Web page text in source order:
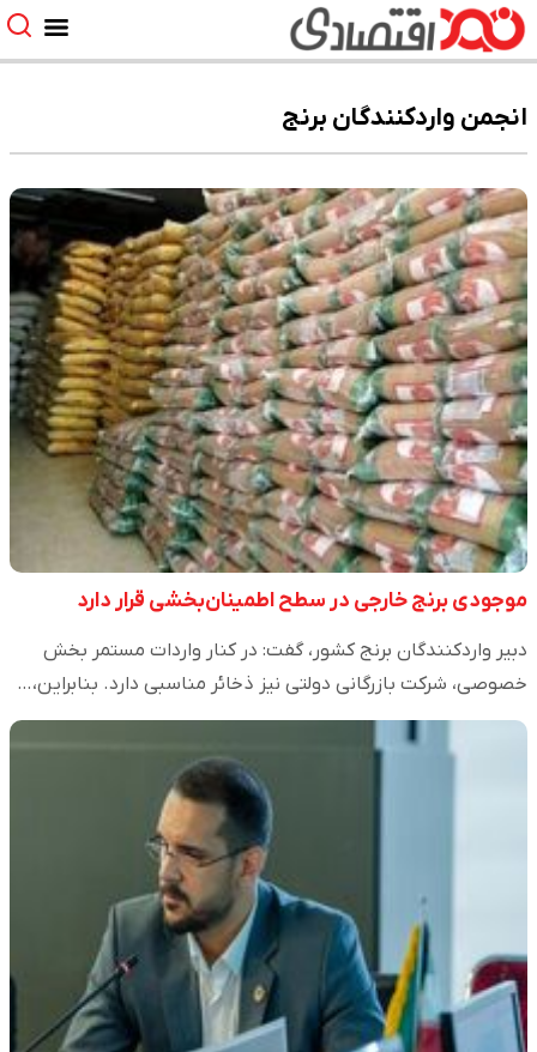
انجمن واردکنندگان برنج
موجودی برنج خارجی در سطح اطمینان‌بخشی قرار دارد
دبیر واردکنندگان برنج کشور، گفت: در کنار واردات مستمر بخش
خصوصی، شرکت بازرگانی دولتی نیز ذخائر مناسبی دارد. بنابراین،…